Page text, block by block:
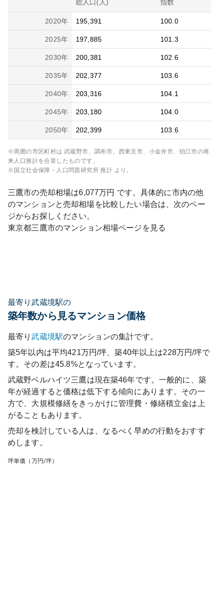
総人口(人) 指数
2020年 195,391 100.0
2025年 197,885 101.3
2030年 200,381 102.6
2035年 202,377 103.6
2040年 203,316 104.1
2045年 203,180 104.0
2050年 202,399 103.6
※周囲の市区町村は 武蔵野市、調布市、西東京市、小金井市、狛江市の将
来人口推計を合算したものです。
※国立社会保障・人口問題研究所 推計 より。
三鷹市の売却相場は6,077万円 です。具体的に市内の他
のマンションと売却相場を比較したい場合は、次のペー
ジからお探しください。
東京都三鷹市のマンション相場ページを見る
最寄り武蔵境駅の
築年数から見るマンション価格
最寄り武蔵境駅のマンションの集計です。
築5年以内は平均421万円/坪、築40年以上は228万円/坪で
す。その差は45.8%となっています。
武蔵野ベルハイツ三鷹は現在築46年です。一般的に、築
年が経過すると価格は低下する傾向にあります。その一
方で、大規模修繕をきっかけに管理費・修繕積立金は上
がることもあります。
売却を検討している人は、なるべく早めの行動をおすす
めします。
坪単価（万円/坪）